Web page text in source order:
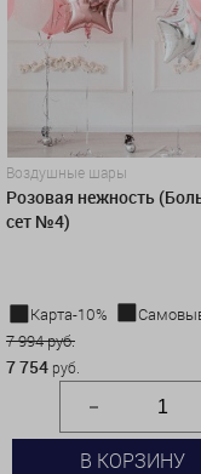
Воздушные шары
Розовая нежность
сет №4)
Карта-10%
7 994 руб.
7 754 руб.
В КОРЗИНУ